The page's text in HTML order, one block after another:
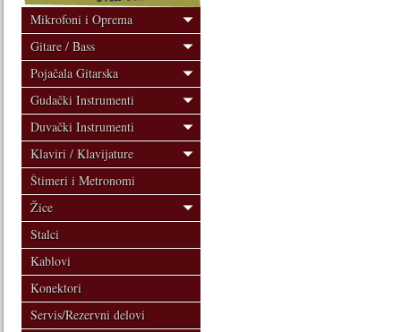
Mikrofoni i Oprema
Gitare / Bass
Pojačala Gitarska
Gudački Instrumenti
Duvački Instrumenti
Klaviri / Klavijature
Štimeri i Metronomi
Žice
Stalci
Kablovi
Konektori
Servis/Rezervni delovi